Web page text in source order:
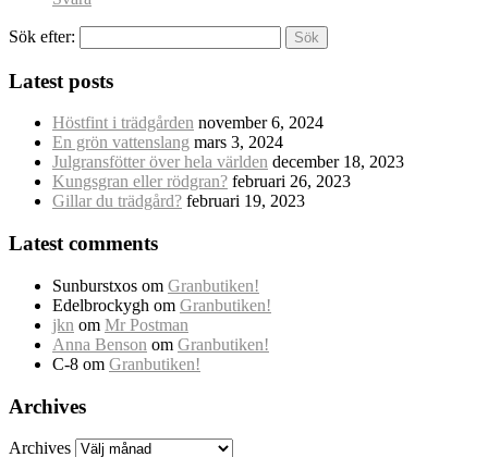
Sök efter:
Latest posts
Höstfint i trädgården november 6, 2024
En grön vattenslang mars 3, 2024
Julgransfötter över hela världen december 18, 2023
Kungsgran eller rödgran? februari 26, 2023
Gillar du trädgård? februari 19, 2023
Latest comments
Sunburstxos om Granbutiken!
Edelbrockygh om Granbutiken!
jkn om Mr Postman
Anna Benson om Granbutiken!
C-8 om Granbutiken!
Archives
Archives